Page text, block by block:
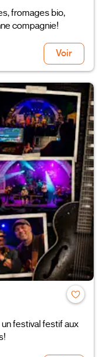
fromages bio,
compagnie!
Voir
festival festif aux